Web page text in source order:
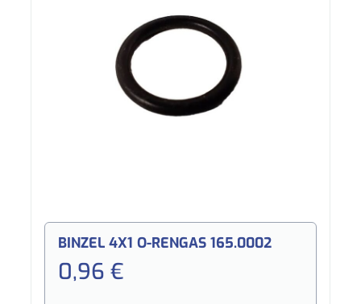
BINZEL 4X1 O-RENGAS 165.0002
0,96 €